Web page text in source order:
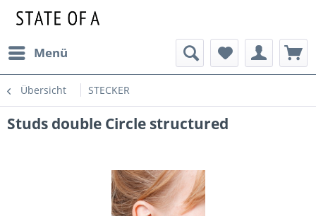
Menü
Übersicht STECKER
Studs double Circle structured